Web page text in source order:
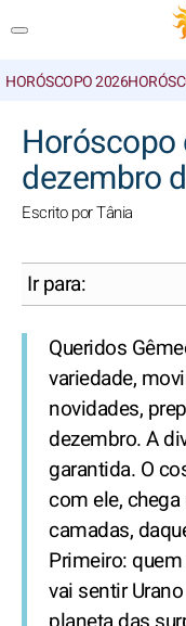
HORÓSCOPO 2026
Horóscopo
dezembro
Escrito por Tânia
Ir para:
Queridos
variedade,
novidades,
dezembro. A
garantida. O
com ele,
camadas,
Primeiro:
vai sentir